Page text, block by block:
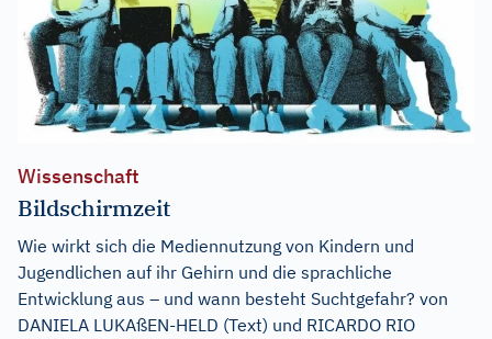
Wissenschaft
Bildschirmzeit
Wie wirkt sich die Mediennutzung von Kindern und
Jugendlichen auf ihr Gehirn und die sprachliche
Entwicklung aus – und wann besteht Suchtgefahr? von
DANIELA LUKAßEN-HELD (Text) und RICARDO RIO